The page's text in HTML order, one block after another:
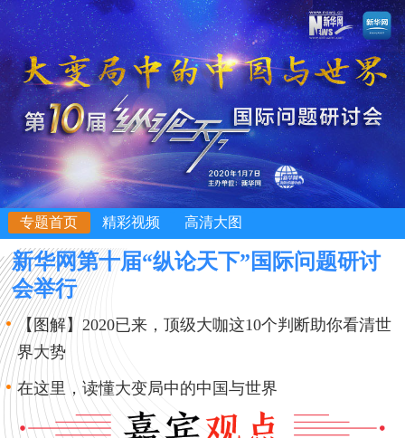
专题首页 精彩视频 高清大图
新华网第十届“纵论天下”国际问题研讨
会举行
【图解】2020已来，顶级大咖这10个判断助你看清世
界大势
在这里，读懂大变局中的中国与世界